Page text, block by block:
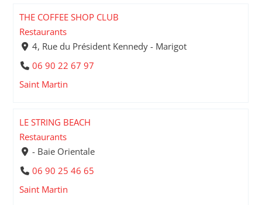
THE COFFEE SHOP CLUB
Restaurants
4, Rue du Président Kennedy - Marigot
06 90 22 67 97
Saint Martin
LE STRING BEACH
Restaurants
- Baie Orientale
06 90 25 46 65
Saint Martin